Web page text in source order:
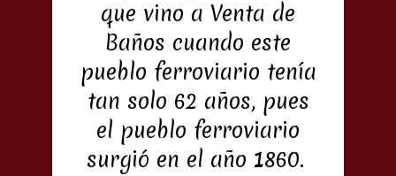
que vino a Venta de
Baños cuando este
pueblo ferroviario tenía
tan solo 62 años, pues
el pueblo ferroviario
surgió en el año 1860.